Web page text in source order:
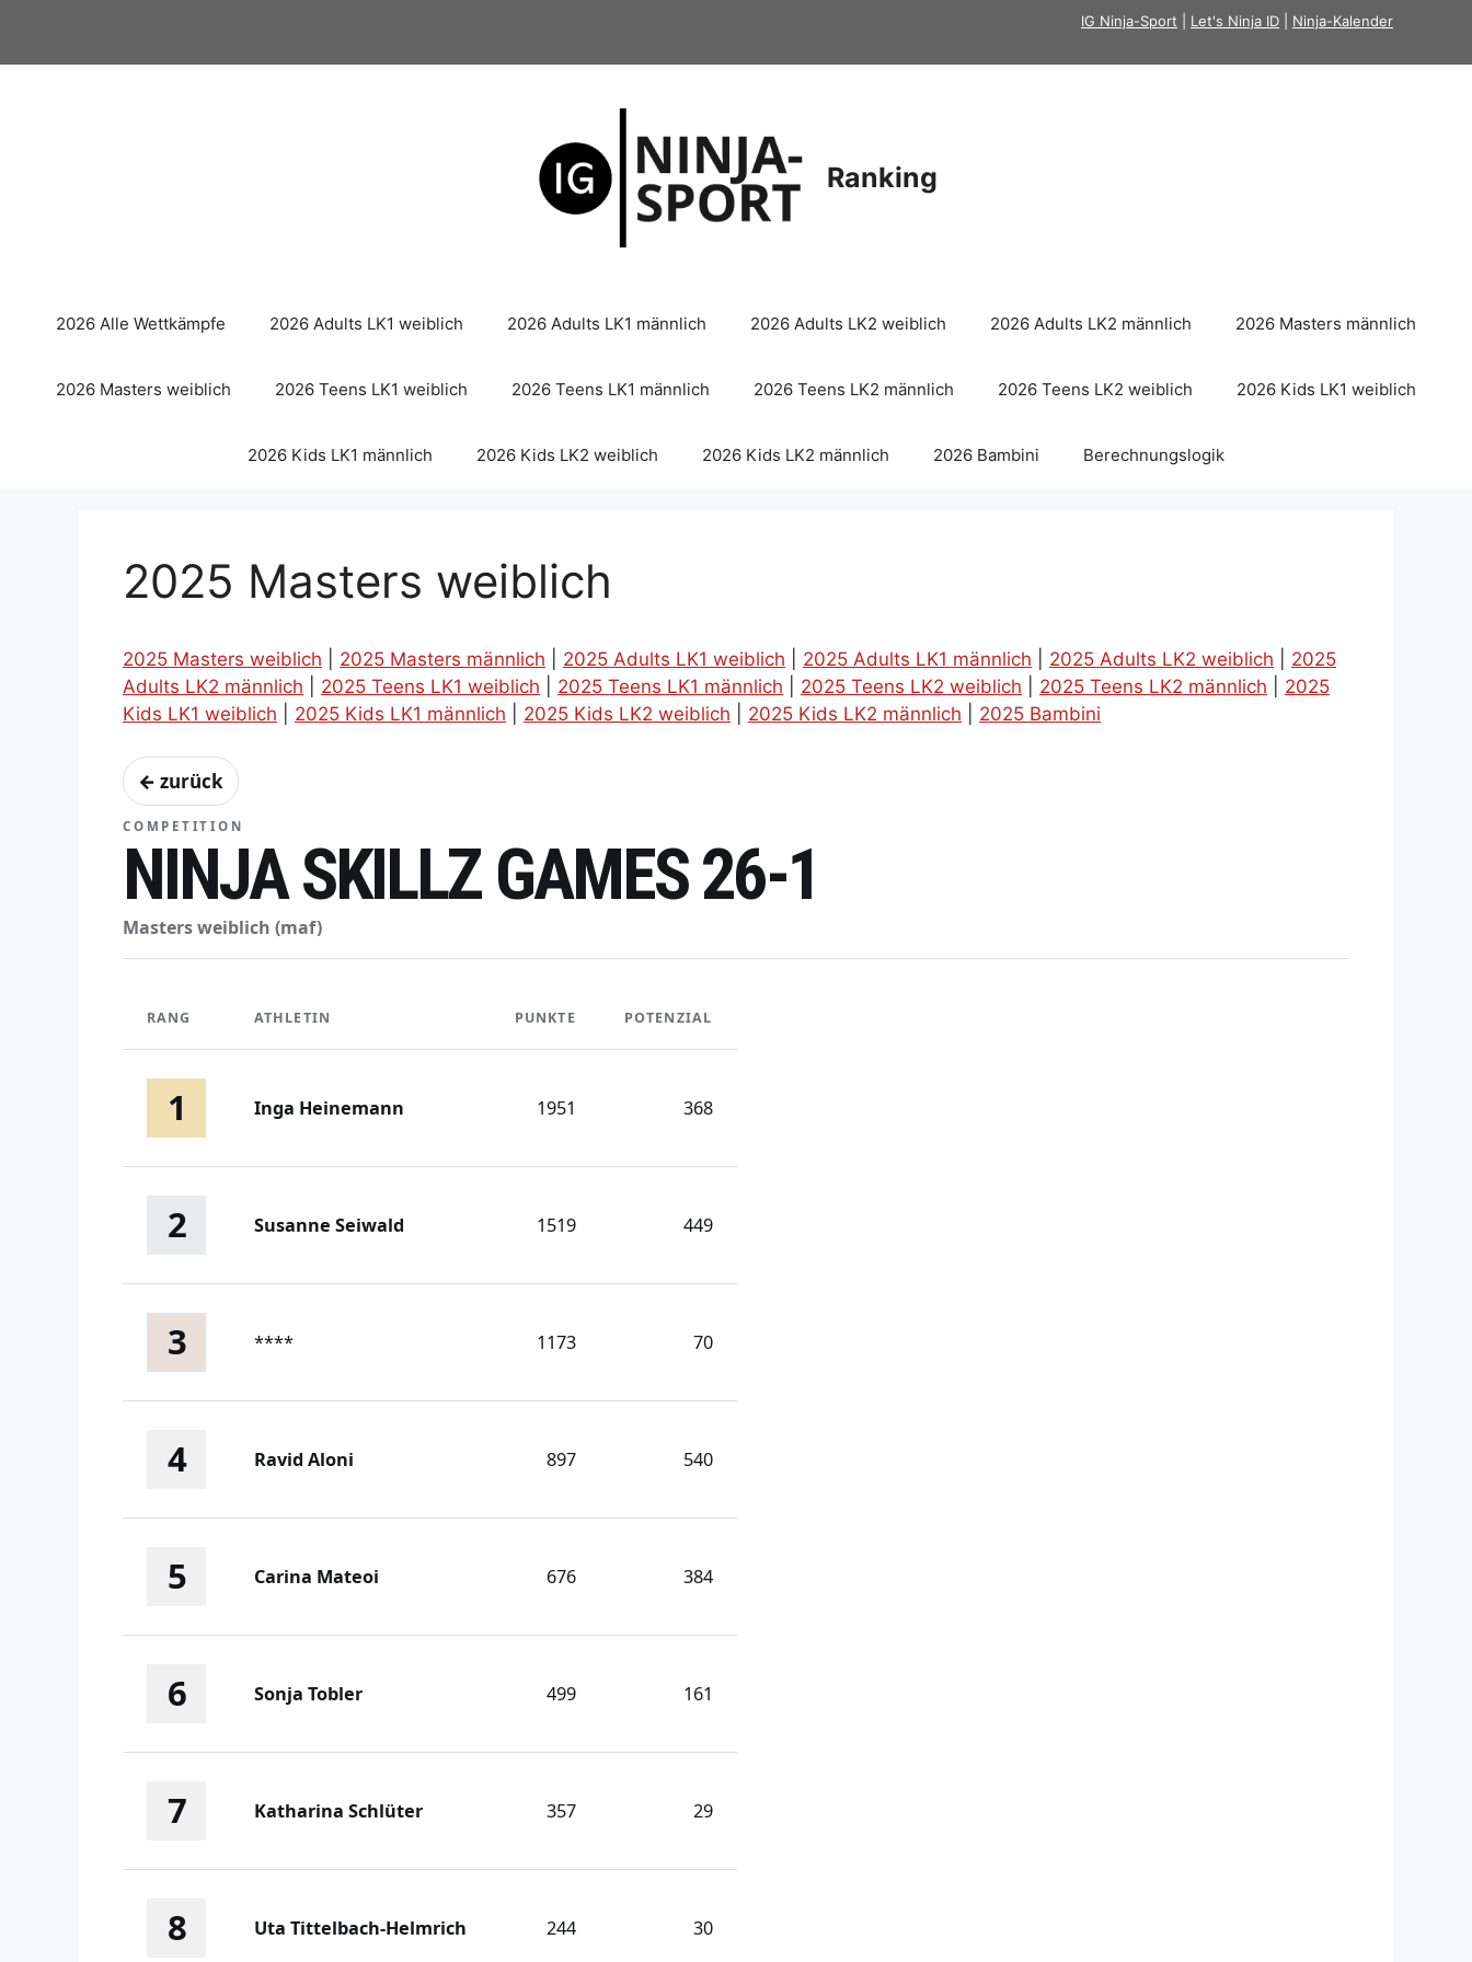
springen
IG Ninja-Sport Let's Ninja ID Ninja-Kalender
Ranking
2026 Alle Wettkämpfe 2026 Adults LK1 weiblich 2026 Adults LK1 männlich 2026 Adults LK2 weiblich 2026 Adults LK2 männlich 2026 Masters männlich
2026 Masters weiblich 2026 Teens LK1 weiblich 2026 Teens LK1 männlich 2026 Teens LK2 männlich 2026 Teens LK2 weiblich 2026 Kids LK1 weiblich
2026 Kids LK1 männlich 2026 Kids LK2 weiblich 2026 Kids LK2 männlich 2026 Bambini Berechnungslogik
2025 Masters weiblich
2025 Masters weiblich 2025 Masters männlich 2025 Adults LK1 weiblich 2025 Adults LK1 männlich 2025 Adults LK2 weiblich
2025
Adults LK2 männlich
2025 Teens LK1 weiblich 2025 Teens LK1 männlich 2025 Teens LK2 weiblich 2025 Teens LK2 männlich
2025
Kids LK1 weiblich
2025 Kids LK1 männlich 2025 Kids LK2 weiblich 2025 Kids LK2 männlich 2025 Bambini
← zurück
COMPETITION
NINJA SKILLZ GAMES 26-1
Masters weiblich (maf)
RANG ATHLETIN PUNKTE POTENZIAL
1 Inga Heinemann 1951 368
2 Susanne Seiwald 1519 449
3 **** 1173 70
4 Ravid Aloni 897 540
5 Carina Mateoi 676 384
6 Sonja Tobler 499 161
7 Katharina Schlüter 357 29
8 Uta Tittelbach-Helmrich 244 30